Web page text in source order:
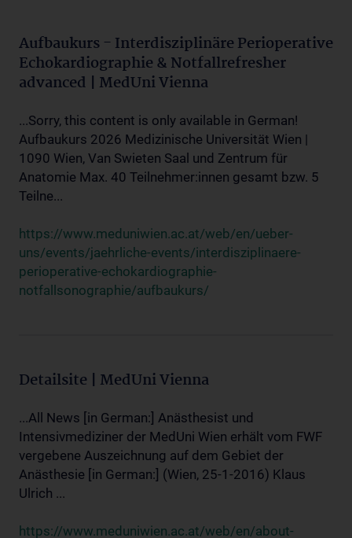
Aufbaukurs - Interdisziplinäre Perioperative
Echokardiographie & Notfallrefresher
advanced | MedUni Vienna
...Sorry, this content is only available in German!
Aufbaukurs 2026 Medizinische Universität Wien |
1090 Wien, Van Swieten Saal und Zentrum für
Anatomie Max. 40 Teilnehmer:innen gesamt bzw. 5
Teilne...
https://www.meduniwien.ac.at/web/en/ueber-
uns/events/jaehrliche-events/interdisziplinaere-
perioperative-echokardiographie-
notfallsonographie/aufbaukurs/
Detailsite | MedUni Vienna
...All News [in German:] Anästhesist und
Intensivmediziner der MedUni Wien erhält vom FWF
vergebene Auszeichnung auf dem Gebiet der
Anästhesie [in German:] (Wien, 25-1-2016) Klaus
Ulrich ...
https://www.meduniwien.ac.at/web/en/about-